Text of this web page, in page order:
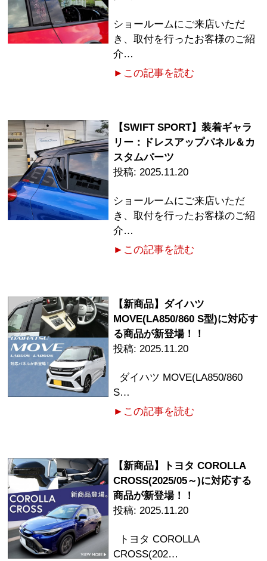
ショールームにご来店いただ
き、取付を行ったお客様のご紹
介…
►この記事を読む
【SWIFT SPORT】装着ギャラ
リー：ドレスアップパネル＆カ
スタムパーツ
2025.11.20
ショールームにご来店いただ
き、取付を行ったお客様のご紹
介…
►この記事を読む
【新商品】ダイハツ
MOVE(LA850/860 S型)に対応す
る商品が新登場！！
2025.11.20
ダイハツ MOVE(LA850/860
S…
►この記事を読む
【新商品】トヨタ COROLLA
CROSS(2025/05～)に対応する
商品が新登場！！
2025.11.20
トヨタ COROLLA
CROSS(202…